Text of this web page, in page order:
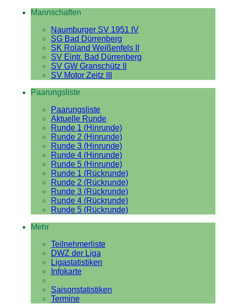
Mannschaften
Naumburger SV 1951 IV
SG Bad Dürrenberg
SK Roland Weißenfels II
SV Eintr. Bad Dürrenberg
SV GW Granschütz II
SV Motor Zeitz III
Paarungsliste
Paarungsliste
Aktuelle Runde
Runde 1 (Hinrunde)
Runde 2 (Hinrunde)
Runde 3 (Hinrunde)
Runde 4 (Hinrunde)
Runde 5 (Hinrunde)
Runde 1 (Rückrunde)
Runde 2 (Rückrunde)
Runde 3 (Rückrunde)
Runde 4 (Rückrunde)
Runde 5 (Rückrunde)
Mehr
Teilnehmerliste
DWZ der Liga
Ligastatistiken
Infokarte
Saisonstatistiken
Termine